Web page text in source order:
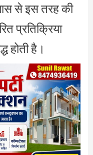
से इस तरह की
प्रतिक्रिया
होती है।